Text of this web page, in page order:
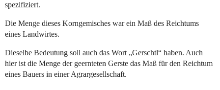
spezifiziert.
Die Menge dieses Korngemisches war ein Maß des Reichtums
eines Landwirtes.
Dieselbe Bedeutung soll auch das Wort „Gerschtl“ haben. Auch
hier ist die Menge der geernteten Gerste das Maß für den Reichtum
eines Bauers in einer Agrargesellschaft.